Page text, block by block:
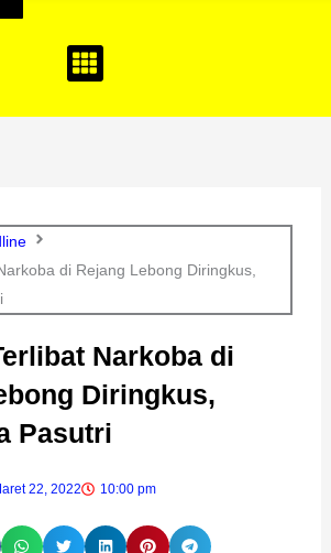
di Rejang Lebong Diringkus,
Narkoba di
Diringkus,
Pasutri
22, 2022 10:00 pm